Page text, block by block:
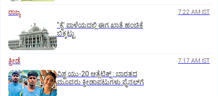
ರಾಜ್ಯ 7:22 AM IST
"ಕೈ' ಪಾಳೆಯದಲ್ಲಿ ಈಗ ಖಾತೆ ಹಂಚಿಕೆ
ಬಿಕ್ಕಟ್ಟು
ಕ್ರೀಡೆ 7:17 AM IST
ವಿಶ್ವ ಯು-20 ಆತ್ಲೆಟಿಕ್ಸ್‌ : ಭಾರತದ
ಮೂವರು ಕ್ರೀಡಾಪಟುಗಳು ಫೈನಲ್‌ಗೆ